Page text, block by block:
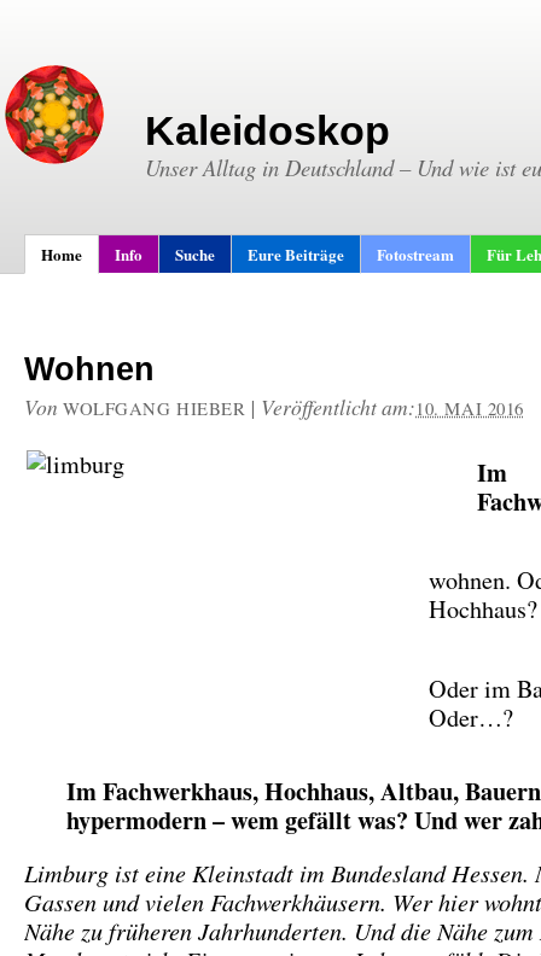
Kaleidoskop
Unser Alltag in Deutschland – Und wie ist
Home Info Suche Eure Beiträge Fotostream Für
Wohnen
Von WOLFGANG HIEBER | Veröffentlicht am:10. MAI 2016
Im
wohnen.
Hochhaus?
Oder im
Oder…?
Im Fachwerkhaus, Hochhaus, Altbau,
hypermodern – wem gefällt was? Und wer
Limburg ist eine Kleinstadt im Bundesland Hessen.
Gassen und vielen Fachwerkhäusern. Wer hier
Nähe zu früheren Jahrhunderten. Und die Nähe